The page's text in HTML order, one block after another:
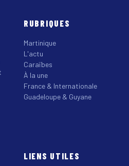
RUBRIQUES
Martinique
L'actu
Caraïbes
À la une
France & Internationale
Guadeloupe & Guyane
LIENS UTILES